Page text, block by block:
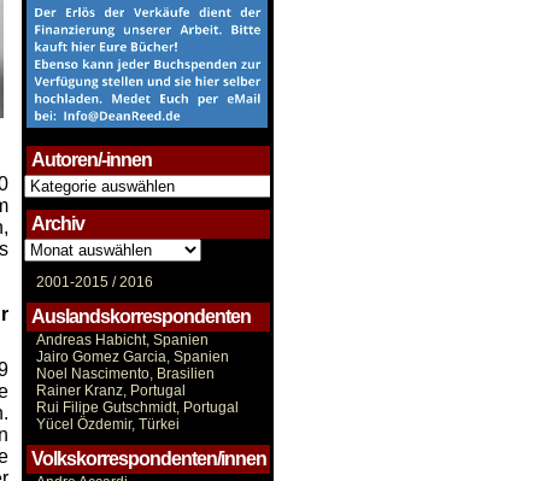
Autoren/-innen
Autoren/-
innen
Archiv
Archiv
2001-2015 /2016
Auslandskorrespondenten
Andreas Habicht, Spanien
Jairo Gomez Garcia, Spanien
Noel Nascimento, Brasilien
Rainer Kranz, Portugal
Rui Filipe Gutschmidt, Portugal
Yücel Özdemir, Türkei
Volkskorrespondenten/innen